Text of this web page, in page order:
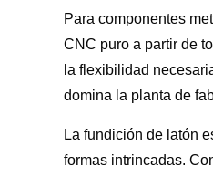
Para componentes
CNC puro a partir de
la flexibilidad
domina la planta de
La fundición de latón
formas intrincadas.